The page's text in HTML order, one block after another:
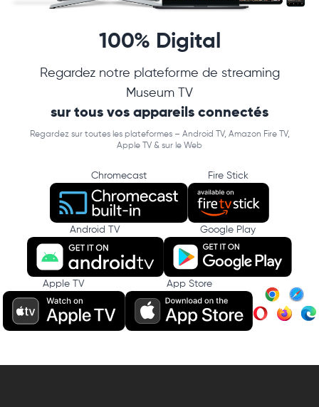
100% Digital
Regardez notre plateforme de streaming
Museum TV
sur tous vos appareils connectés
Regardez sur toutes les plateformes – Android TV, Amazon Fire TV,
Apple TV & sur le Web
Chromecast Fire Stick
Android TV Google Play
Apple TV App Store